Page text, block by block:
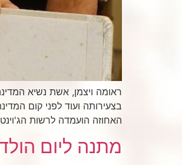
האחוזה הועמדה לרשות
מתנה ליום הולדת